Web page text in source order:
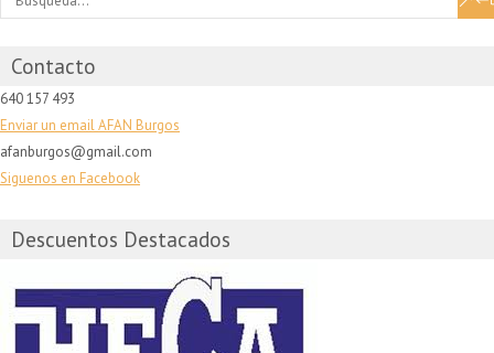
Contacto
640 157 493
Enviar un email AFAN Burgos
afanburgos@gmail.com
Siguenos en Facebook
Descuentos Destacados